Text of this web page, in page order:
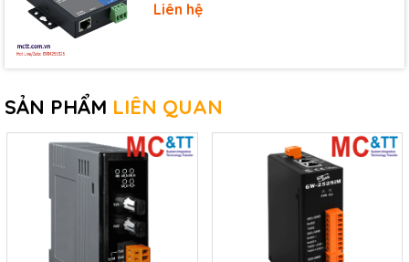
Liên hệ
SẢN PHẨM LIÊN QUAN